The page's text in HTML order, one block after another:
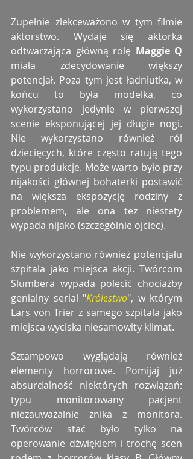
Zupełnie zlekceważono w tym filmie
aktorstwo. Wydaje się aktorka
odtwarzająca główną rolę Maggie Q
miała zdecydowanie większy
potencjał. Poza tym jest ładniutka, w
końcu to była modelka, co
wykorzystano jedynie w pierwszej
scenie eksponującej jej długie nogi.
Nie wykorzystano również ról
dziecięcych, które często ratują tego
typu produkcje. Może warto było przy
nijakości głównej bohaterki postawić
na większa ekspozycję rodziny z
problemem, ale ona tez niestety
wypada nijako (szczególnie ojciec).
Nie wykorzystano również potencjału
szpitala jako miejsca akcji. Twórcom
Slumbera wypada polecić chociażby
genialny serial "Królestwo", w którym
Lars von Trier z samego szpitala jako
miejsca wyciska niesamowity klimat.
Sztampowo wyglądają również
elementy horrorowe. Pomijaj już
absurdalność niektórych rozwiązań:
typu monitorowany pacjent
niezauważalnie znika z monitora.
Twórców stać było tylko na
operowanie dźwiękiem i trochę scen